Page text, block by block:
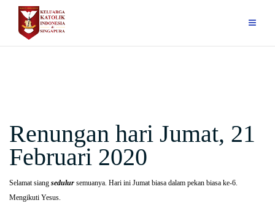
content
Renungan hari Jumat, 21
Februari 2020
Selamat siang sedulur semuanya. Hari ini Jumat biasa dalam pekan biasa ke-6.
Mengikuti Yesus.